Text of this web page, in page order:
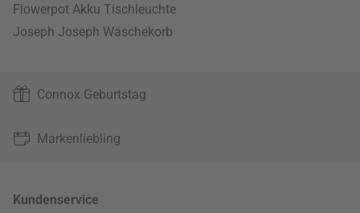
Flowerpot Akku Tischleuchte
Joseph Joseph Wäschekorb
Connox Geburtstag
Markenliebling
Kundenservice